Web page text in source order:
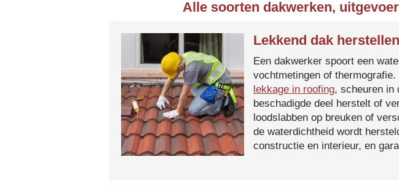
Alle soorten dakwerken,
Lekkend dak
Een dakwerker spoort een
vochtmetingen of
lekkage in roofing, scheuren in
beschadigde deel herstelt of
loodslabben op breuken of
de waterdichtheid wordt
constructie en interieur, en